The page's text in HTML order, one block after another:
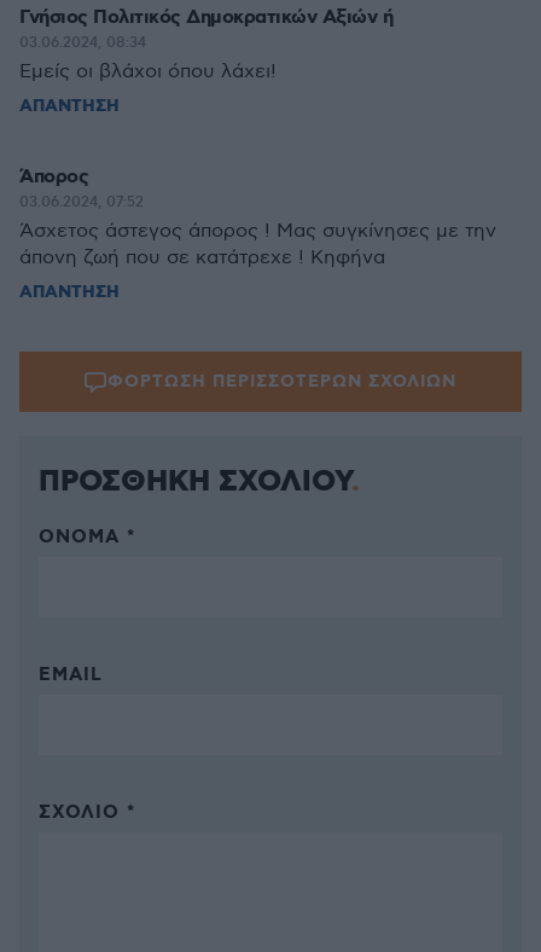
Γνήσιος Πολιτικός Δημοκρατικών Αξιών ή
03.06.2024, 08:34
Εμείς οι βλάχοι όπου λάχει!
ΑΠΑΝΤΗΣΗ
Άπορος
03.06.2024, 07:52
Άσχετος άστεγος άπορος ! Μας συγκίνησες με την
άπονη ζωή που σε κατάτρεχε ! Κηφήνα
ΑΠΑΝΤΗΣΗ
ΦΟΡΤΩΣΗ ΠΕΡΙΣΣΟΤΕΡΩΝ ΣΧΟΛΙΩΝ
ΠΡΟΣΘΗΚΗ ΣΧΟΛΙΟΥ
ΌΝΟΜΑ *
EMAIL
ΣΧΌΛΙΟ *